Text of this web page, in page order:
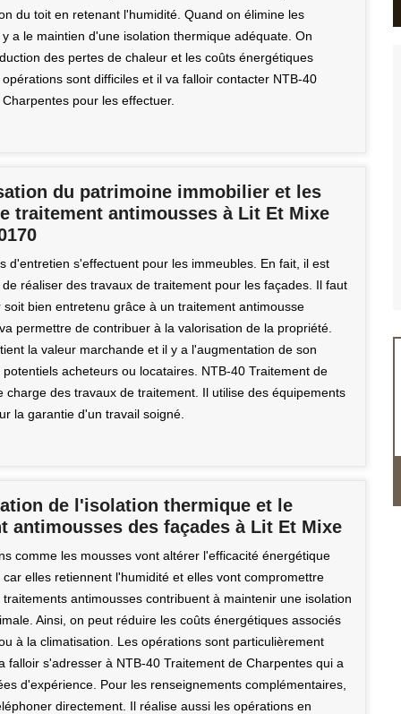
du toit en retenant l'humidité. Quand on élimine les
a le maintien d'une isolation thermique adéquate. On
des pertes de chaleur et les coûts énergétiques
sont difficiles et il va falloir contacter NTB-40
pour les effectuer.
du patrimoine immobilier et les
traitement antimousses à Lit Et Mixe
d'entretien s'effectuent pour les immeubles. En fait, il est
réaliser des travaux de traitement pour les façades. Il faut
soit bien entretenu grâce à un traitement antimousse
permettre de contribuer à la valorisation de la propriété.
la valeur marchande et il y a l'augmentation de son
acheteurs ou locataires. NTB-40 Traitement de
charge des travaux de traitement. Il utilise des équipements
la garantie d'un travail soigné.
de l'isolation thermique et le
antimousses des façades à Lit Et Mixe
comme les mousses vont altérer l'efficacité énergétique
elles retiennent l'humidité et elles vont compromettre
antimousses contribuent à maintenir une isolation
Ainsi, on peut réduire les coûts énergétiques associés
à la climatisation. Les opérations sont particulièrement
falloir s'adresser à NTB-40 Traitement de Charpentes qui a
d'expérience. Pour les renseignements complémentaires,
directement. Il réalise aussi les opérations en